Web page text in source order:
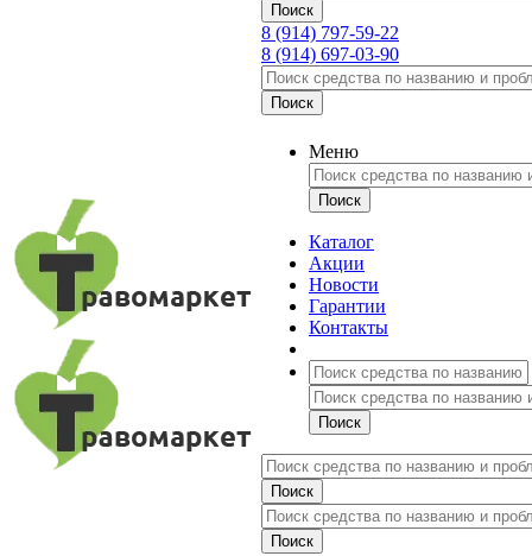
8 (914) 797-59-22
8 (914) 697-03-90
Меню
Каталог
Акции
Новости
Гарантии
Контакты